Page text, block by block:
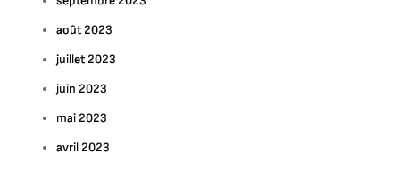
août 2023
juillet 2023
juin 2023
mai 2023
avril 2023